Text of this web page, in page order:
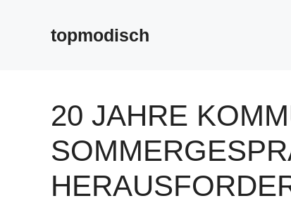
topmodisch
20 JAHRE